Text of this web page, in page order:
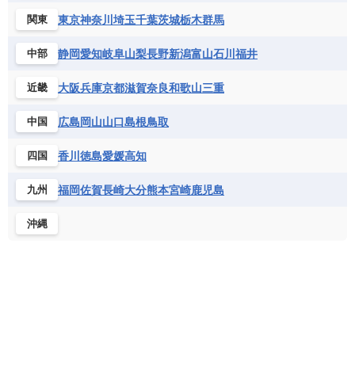
関東 東京神奈川 埼玉千葉茨城栃木群馬
中部 静岡愛知岐阜山梨長野新潟富山石川 福井
近畿 大阪兵庫京都滋賀奈良和歌山三重
中国 広島岡山山口島根鳥取
四国 香川 徳島愛媛高知
九州 福岡佐賀長崎大分熊本宮崎鹿児島
沖縄